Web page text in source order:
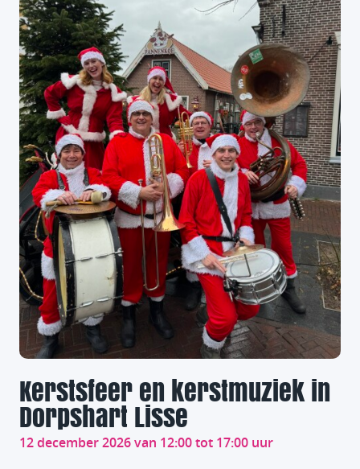
Kerstsfeer en kerstmuziek in
Dorpshart Lisse
12 december 2026 van 12:00 tot 17:00 uur